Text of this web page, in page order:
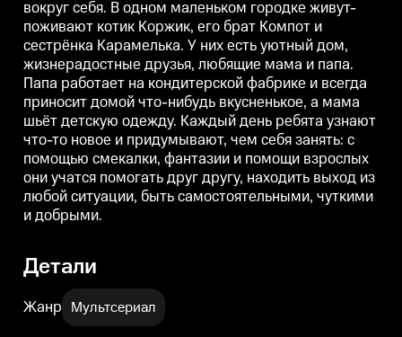
а мама шьёт детскую одежду.
Каждый день ребята узнают
что-то новое и придумывают,
чем себя занять: с помощью
смекалки, фантазии и помощи
взрослых они учатся помогать
друг другу, находить выход из
любой ситуации, быть
самостоятельными, чуткими и
добрыми.
а мама шьёт детскую одежду.
Каждый день ребята узнают
что-то новое и придумывают,
чем себя занять: с помощью
смекалки, фантазии и помощи
взрослых они учатся помогать
друг другу, находить выход из
любой ситуации, быть
самостоятельными, чуткими и
добрыми.
вокруг себя. В одном маленьком городке живут-
поживают котик Коржик, его брат Компот и
сестрёнка Карамелька. У них есть уютный дом,
жизнерадостные друзья, любящие мама и папа.
Папа работает на кондитерской фабрике и всегда
приносит домой что-нибудь вкусненькое, а мама
шьёт детскую одежду. Каждый день ребята узнают
что-то новое и придумывают, чем себя занять: с
помощью смекалки, фантазии и помощи взрослых
они учатся помогать друг другу, находить выход из
любой ситуации, быть самостоятельными, чуткими
и добрыми.
Детали
Жанр Мультсериал